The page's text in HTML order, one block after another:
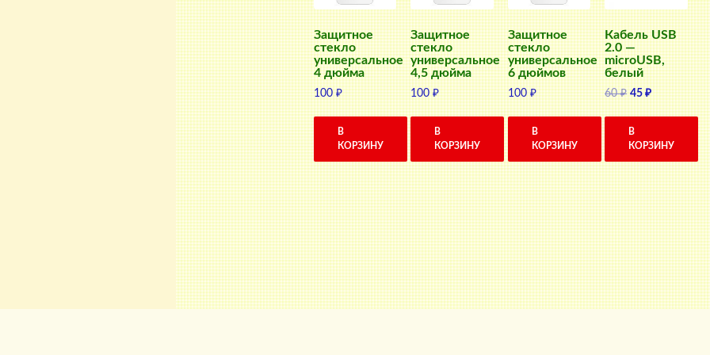
Защитное
стекло
универсальное
4 дюйма
100₽
В
КОРЗИНУ
Защитное
стекло
универсальное
4,5 дюйма
100₽
В
КОРЗИНУ
Защитное
стекло
универсальное
6 дюймов
100₽
В
КОРЗИНУ
Кабель USB
2.0 —
microUSB,
белый
60₽
цена
составляла
60 ₽.
45₽Текущая
цена:
В
КОРЗИНУ